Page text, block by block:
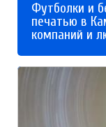
Футболки и
печатью в
компаний и